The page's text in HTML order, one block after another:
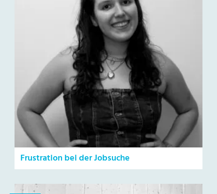
Frustration bei der Jobsuche